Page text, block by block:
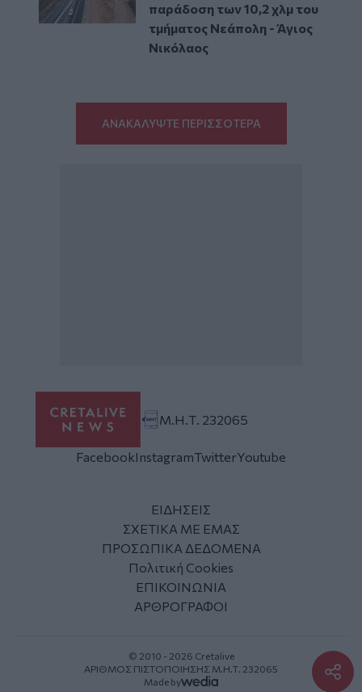
παράδοση των 10,2 χλμ του
τμήματος Νεάπολη - Άγιος
Νικόλαος
ΑΝΑΚΑΛΥΨΤΕ ΠΕΡΙΣΣΟΤΕΡΑ
Μ.Η.Τ. 232065
FacebookInstagramTwitterYoutube
ΕΙΔΗΣΕΙΣ
ΣΧΕΤΙΚΑ ΜΕ ΕΜΑΣ
ΠΡΟΣΩΠΙΚΑ ΔΕΔΟΜΕΝΑ
Πολιτική Cookies
ΕΠΙΚΟΙΝΩΝΙΑ
ΑΡΘΡΟΓΡΑΦΟΙ
© 2010 - 2026 Cretalive
ΑΡΙΘΜΟΣ ΠΙΣΤΟΠΟΙΗΣΗΣ Μ.Η.Τ. 232065
Made by